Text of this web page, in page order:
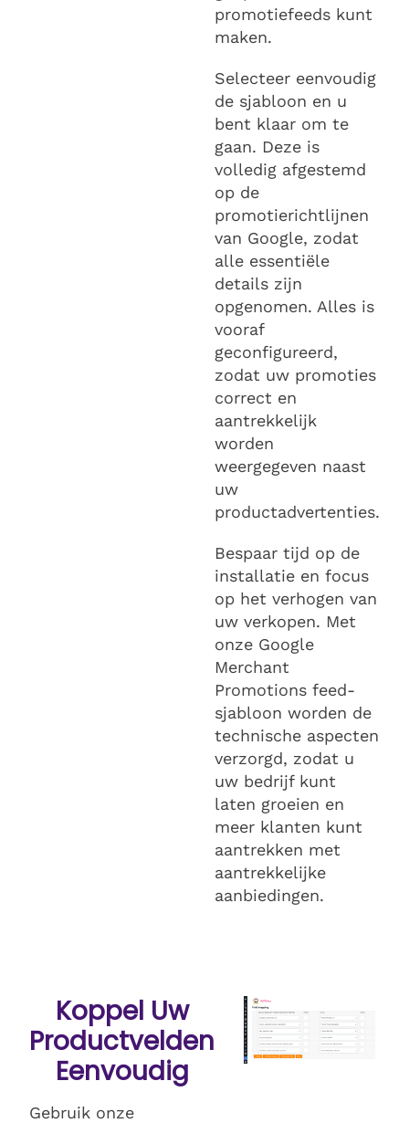
promotiefeeds kunt
maken.
Selecteer eenvoudig
de sjabloon en u
bent klaar om te
gaan. Deze is
volledig afgestemd
op de
promotierichtlijnen
van Google, zodat
alle essentiële
details zijn
opgenomen. Alles is
vooraf
geconfigureerd,
zodat uw promoties
correct en
aantrekkelijk
worden
weergegeven naast
uw
productadvertenties.
Bespaar tijd op de
installatie en focus
op het verhogen van
uw verkopen. Met
onze Google
Merchant
Promotions feed-
sjabloon worden de
technische aspecten
verzorgd, zodat u
uw bedrijf kunt
laten groeien en
meer klanten kunt
aantrekken met
aantrekkelijke
aanbiedingen.
Koppel Uw
Productvelden
Eenvoudig
Gebruik onze